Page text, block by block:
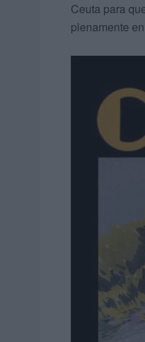
Ceuta para
plenamente